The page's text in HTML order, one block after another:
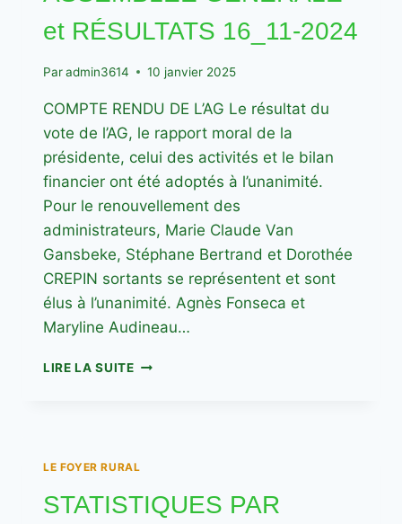
et RÉSULTATS 16_11-2024
Paradmin3614 10 janvier 2025
COMPTE RENDU DE L’AG Le résultat du
vote de l’AG, le rapport moral de la
présidente, celui des activités et le bilan
financier ont été adoptés à l’unanimité.
Pour le renouvellement des
administrateurs, Marie Claude Van
Gansbeke, Stéphane Bertrand et Dorothée
CREPIN sortants se représentent et sont
élus à l’unanimité. Agnès Fonseca et
Maryline Audineau…
LIRE LA SUITEASSEMBLÉE
LE FOYER RURAL
STATISTIQUES PAR